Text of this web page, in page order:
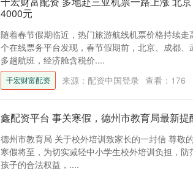
4000元
随着春节假期临近，热门旅游航线机票价格持续
个在线票务平台发现，春节假期前，北京、成都
多趟航班，经济舱含税价....
千宏财富配资 来源：配资中国登录 查看： 176
鑫配资平台 事关寒假，德州市教育局最新提
德州市教育局 关于校外培训致家长的一封信 尊敬
寒假将至，为切实减轻中小学生校外培训负担，
孩子的合法权益，....